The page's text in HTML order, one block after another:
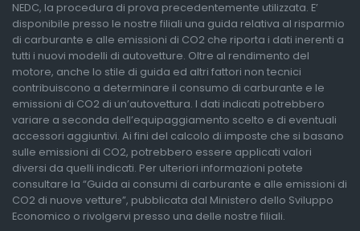
NEDC, la procedura di prova precedentemente utilizzata. E’
disponibile presso le nostre filiali una guida relativa al risparmio
di carburante e alle emissioni di CO2 che riporta i dati inerenti a
tutti i nuovi modelli di autovetture. Oltre al rendimento del
motore, anche lo stile di guida ed altri fattori non tecnici
contribuiscono a determinare il consumo di carburante e le
emissioni di CO2 di un’autovettura. I dati indicati potrebbero
variare a seconda dell’equipaggiamento scelto e di eventuali
accessori aggiuntivi. Ai fini del calcolo di imposte che si basano
sulle emissioni di CO2, potrebbero essere applicati valori
diversi da quelli indicati. Per ulteriori informazioni potete
consultare la “Guida ai consumi di carburante e alle emissioni di
CO2 di nuove vetture”, pubblicata dal Ministero dello Sviluppo
Economico o rivolgervi presso una delle nostre filiali.